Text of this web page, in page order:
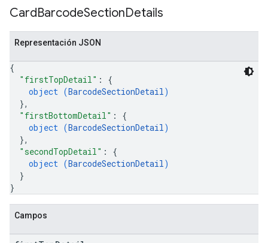
CardBarcodeSectionDetails
Representación JSON
{
"firstTopDetail" : {
object (BarcodeSectionDetail)
},
"firstBottomDetail" : {
object (BarcodeSectionDetail)
},
"secondTopDetail" : {
object (BarcodeSectionDetail)
}
}
Campos